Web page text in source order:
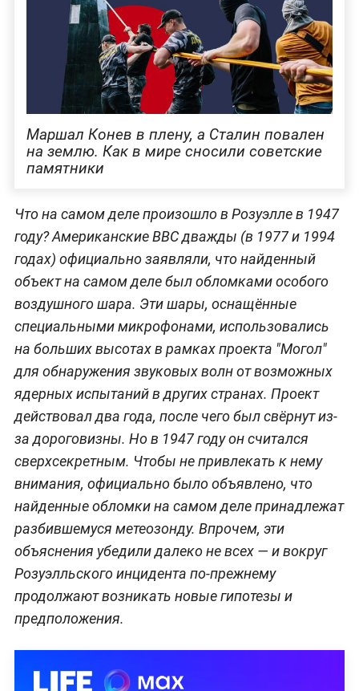
Маршал Конев в плену, а Сталин повален
на землю. Как в мире сносили советские
памятники
Что на самом деле произошло в Розуэлле в 1947
году? Американские ВВС дважды (в 1977 и 1994
годах) официально заявляли, что найденный
объект на самом деле был обломками особого
воздушного шара. Эти шары, оснащённые
специальными микрофонами, использовались
на больших высотах в рамках проекта "Могол"
для обнаружения звуковых волн от возможных
ядерных испытаний в других странах. Проект
действовал два года, после чего был свёрнут из-
за дороговизны. Но в 1947 году он считался
сверхсекретным. Чтобы не привлекать к нему
внимания, официально было объявлено, что
найденные обломки на самом деле принадлежат
разбившемуся метеозонду. Впрочем, эти
объяснения убедили далеко не всех — и вокруг
Розуэлльского инцидента по-прежнему
продолжают возникать новые гипотезы и
предположения.